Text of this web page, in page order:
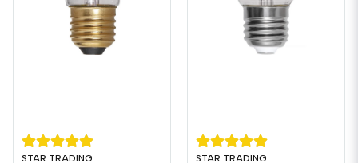
STAR TRADING STAR TRADING